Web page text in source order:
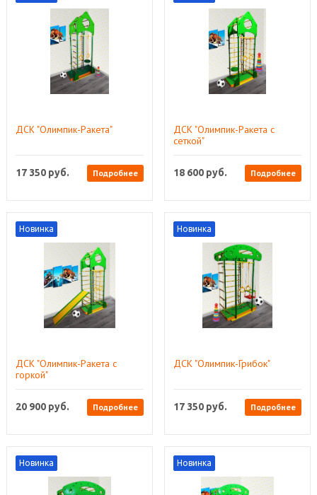
ДСК "Олимпик-Ракета"
17 350 руб. Подробнее
ДСК "Олимпик-Ракета с
сеткой"
18 600 руб. Подробнее
Новинка
ДСК "Олимпик-Ракета с
горкой"
20 900 руб. Подробнее
Новинка
ДСК "Олимпик-Грибок"
17 350 руб. Подробнее
Новинка Новинка